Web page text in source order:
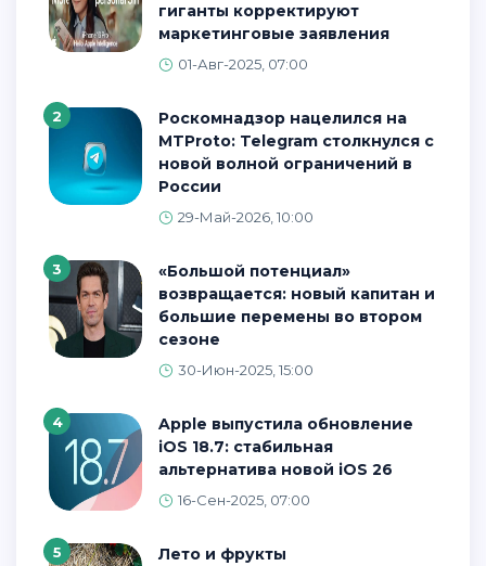
гиганты корректируют
маркетинговые заявления
01-Авг-2025, 07:00
2
Роскомнадзор нацелился на
MTProto: Telegram столкнулся с
новой волной ограничений в
России
29-Май-2026, 10:00
3
«Большой потенциал»
возвращается: новый капитан и
большие перемены во втором
сезоне
30-Июн-2025, 15:00
4
Apple выпустила обновление
iOS 18.7: стабильная
альтернатива новой iOS 26
16-Сен-2025, 07:00
5 Лето и фрукты